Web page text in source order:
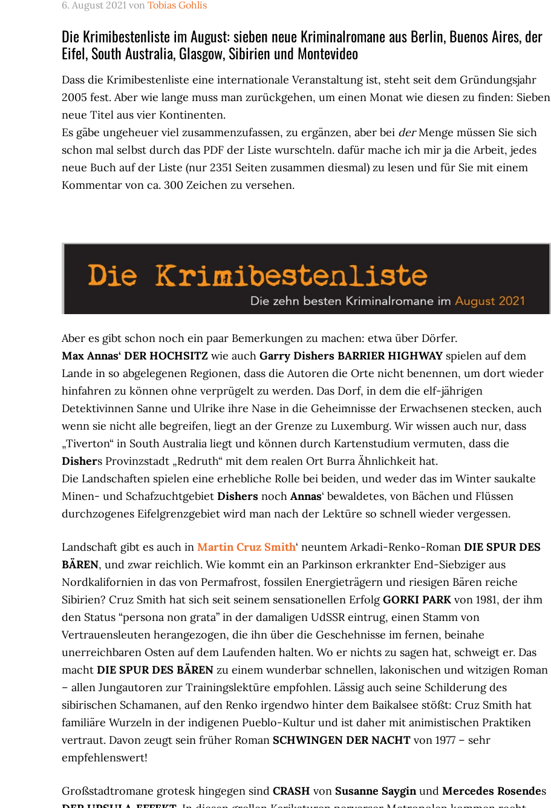
6. August 2021 von Tobias Gohlis
Die Krimibestenliste im August: sieben neue Kriminalromane aus Berlin, Buenos Aires, der
Eifel, South Australia, Glasgow, Sibirien und Montevideo
Dass die Krimibestenliste eine internationale Veranstaltung ist, steht seit dem Gründungsjahr
2005 fest. Aber wie lange muss man zurückgehen, um einen Monat wie diesen zu finden: Sieben
neue Titel aus vier Kontinenten.
Es gäbe ungeheuer viel zusammenzufassen, zu ergänzen, aber bei derMenge müssen Sie sich
schon mal selbst durch das PDF der Liste wurschteln. dafür mache ich mir ja die Arbeit, jedes
neue Buch auf der Liste (nur 2351 Seiten zusammen diesmal) zu lesen und für Sie mit einem
Kommentar von ca. 300 Zeichen zu versehen.
Aber es gibt schon noch ein paar Bemerkungen zu machen: etwa über Dörfer.
Max Annas‘ DER HOCHSITZ wie auch Garry Dishers BARRIER HIGHWAY spielen auf dem
Lande in so abgelegenen Regionen, dass die Autoren die Orte nicht benennen, um dort wieder
hinfahren zu können ohne verprügelt zu werden. Das Dorf, in dem die elf-jährigen
Detektivinnen Sanne und Ulrike ihre Nase in die Geheimnisse der Erwachsenen stecken, auch
wenn sie nicht alle begreifen, liegt an der Grenze zu Luxemburg. Wir wissen auch nur, dass
„Tiverton“ in South Australia liegt und können durch Kartenstudium vermuten, dass die
Dishers Provinzstadt „Redruth“ mit dem realen Ort Burra Ähnlichkeit hat.
Die Landschaften spielen eine erhebliche Rolle bei beiden, und weder das im Winter saukalte
Minen- und Schafzuchtgebiet Dishers noch Annas‘ bewaldetes, von Bächen und Flüssen
durchzogenes Eifelgrenzgebiet wird man nach der Lektüre so schnell wieder vergessen.
Landschaft gibt es auch in Martin Cruz Smith‘ neuntem Arkadi-Renko-Roman DIE SPUR DES
BÄREN, und zwar reichlich. Wie kommt ein an Parkinson erkrankter End-Siebziger aus
Nordkalifornien in das von Permafrost, fossilen Energieträgern und riesigen Bären reiche
Sibirien? Cruz Smith hat sich seit seinem sensationellen ErfolgGORKI PARK von 1981, der ihm
den Status “persona non grata” in der damaligen UdSSR eintrug, einen Stamm von
Vertrauensleuten herangezogen, die ihn über die Geschehnisse im fernen, beinahe
unerreichbaren Osten auf dem Laufenden halten. Wo er nichts zu sagen hat, schweigt er. Das
macht DIE SPUR DES BÄREN zu einem wunderbar schnellen, lakonischen und witzigen Roman
– allen Jungautoren zur Trainingslektüre empfohlen. Lässig auch seine Schilderung des
sibirischen Schamanen, auf den Renko irgendwo hinter dem Baikalsee stößt: Cruz Smith hat
familiäre Wurzeln in der indigenen Pueblo-Kultur und ist daher mit animistischen Praktiken
vertraut. Davon zeugt sein früher Roman SCHWINGEN DER NACHT von 1977 – sehr
empfehlenswert!
Großstadtromane grotesk hingegen sind CRASH von Susanne Sayginund Mercedes Rosendes